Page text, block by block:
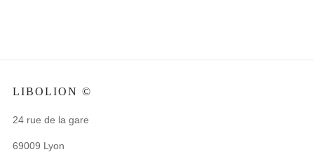
LIBOLION ©
24 rue de la gare
69009 Lyon